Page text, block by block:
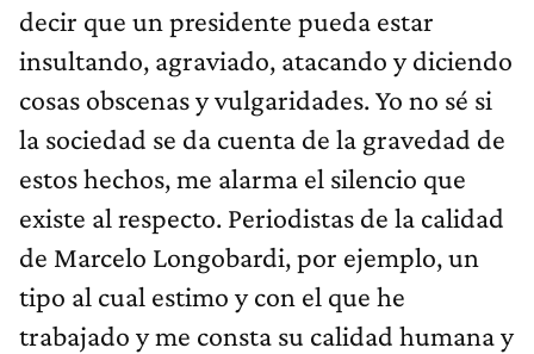
decir que un presidente pueda estar
insultando, agraviado, atacando y diciendo
cosas obscenas y vulgaridades. Yo no sé si
la sociedad se da cuenta de la gravedad de
estos hechos, me alarma el silencio que
existe al respecto. Periodistas de la calidad
de Marcelo Longobardi, por ejemplo, un
tipo al cual estimo y con el que he
trabajado y me consta su calidad humana y